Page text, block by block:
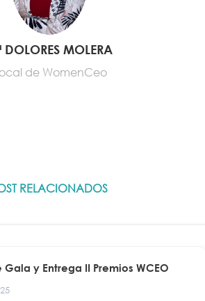
DOLORES MOLERA
de WomenCeo
RELACIONADOS
y Entrega II Premios WCEO